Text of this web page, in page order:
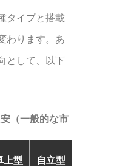
タイプと搭載
わります。あ
として、以下
（一般的な市
上型 自立型